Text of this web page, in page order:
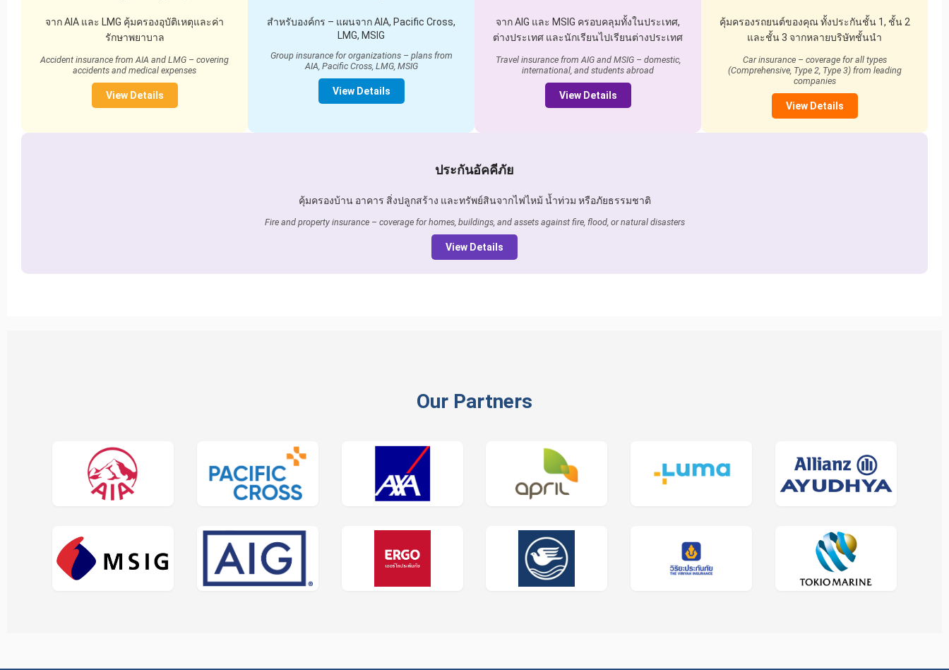
จาก AIA และ LMG คุ้มครองอุบัติเหตุและค่า
รักษาพยาบาล
Accident insurance from AIA and LMG – covering
accidents and medical expenses
View Details
สำหรับองค์กร – แผนจาก AIA, Pacific Cross,
LMG, MSIG
Group insurance for organizations – plans from
AIA, Pacific Cross, LMG, MSIG
View Details
จาก AIG และ MSIG ครอบคลุมทั้งในประเทศ,
ต่างประเทศ และนักเรียนไปเรียนต่างประเทศ
Travel insurance from AIG and MSIG – domestic,
international, and students abroad
View Details
คุ้มครองรถยนต์ของคุณ ทั้งประกันชั้น 1, ชั้น 2
และชั้น 3 จากหลายบริษัทชั้นนำ
Car insurance – coverage for all types
(Comprehensive, Type 2, Type 3) from leading
companies
View Details
ประกันอัคคีภัย
คุ้มครองบ้าน อาคาร สิ่งปลูกสร้าง และทรัพย์สินจากไฟไหม้ น้ำท่วม หรือภัยธรรมชาติ
Fire and property insurance – coverage for homes, buildings, and assets against fire, flood, or natural disasters
View Details
Our Partners